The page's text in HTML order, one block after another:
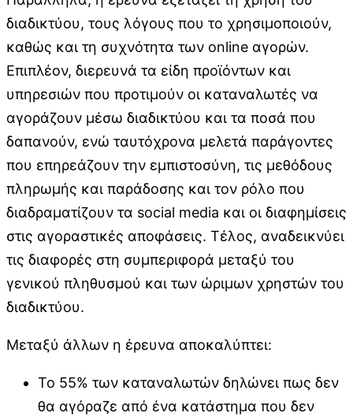
διαδικτύου, τους λόγους που το χρησιμοποιούν,
καθώς και τη συχνότητα των online αγορών.
Επιπλέον, διερευνά τα είδη προϊόντων και
υπηρεσιών που προτιμούν οι καταναλωτές να
αγοράζουν μέσω διαδικτύου και τα ποσά που
δαπανούν, ενώ ταυτόχρονα μελετά παράγοντες
που επηρεάζουν την εμπιστοσύνη, τις μεθόδους
πληρωμής και παράδοσης και τον ρόλο που
διαδραματίζουν τα social media και οι διαφημίσεις
στις αγοραστικές αποφάσεις. Τέλος, αναδεικνύει
τις διαφορές στη συμπεριφορά μεταξύ του
γενικού πληθυσμού και των ώριμων χρηστών του
διαδικτύου.
Μεταξύ άλλων η έρευνα αποκαλύπτει:
Το 55% των καταναλωτών δηλώνει πως δεν
θα αγόραζε από ένα κατάστημα που δεν